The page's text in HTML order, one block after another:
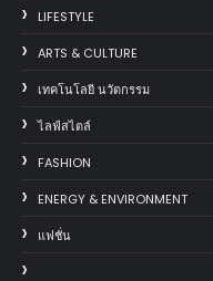
LIFESTYLE
ARTS & CULTURE
เทคโนโลยี นวัตกรรม
ไลฟ์สไตล์
FASHION
ENERGY & ENVIRONMENT
แฟชั่น